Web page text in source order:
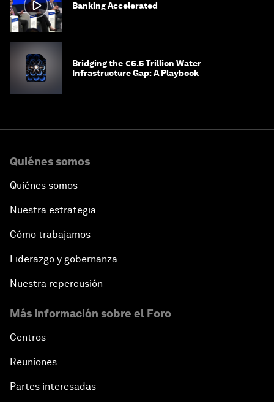
Banking Accelerated
Bridging the €6.5 Trillion Water
Infrastructure Gap: A Playbook
Quiénes somos
Quiénes somos
Nuestra estrategia
Cómo trabajamos
Liderazgo y gobernanza
Nuestra repercusión
Más información sobre el Foro
Centros
Reuniones
Partes interesadas